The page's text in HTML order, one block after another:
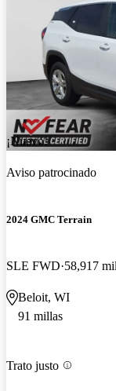
¡Nuevo!
Aviso patrocinado
2024 GMC Terrain
SLE FWD 58,917
Beloit, WI
91 millas
Trato justo